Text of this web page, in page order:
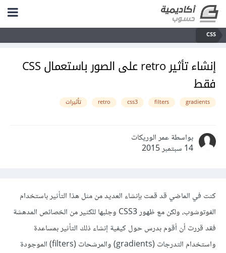
CSS
إنشاء تأثير retro على الصور باستعمال CSS
فقط
gradients
filters
css3
retro تأثيرات
بواسطة عمر الوريكات
14 سبتمبر 2015
كنت في الماضي قد قمت بإنشاء العديد من مثل هذا التأثير باستخدام
الفوتوشوب، ولكن مع ظهور CSS3 وجلبها للكثير من الخصائص المدهشة
فقد قررت أن أقوم بدرس حول كيفية إنشاء ذلك التأثير بمساعدة
واستخدام التدرجات (gradients) والمرشحات (filters) الموجودة